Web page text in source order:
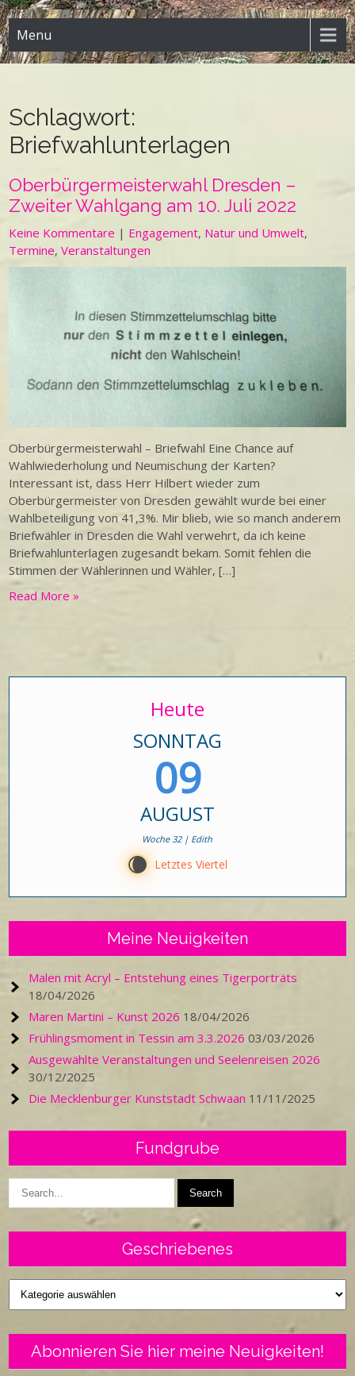
Menu
Schlagwort:
Briefwahlunterlagen
Oberbürgermeisterwahl Dresden –
Zweiter Wahlgang am 10. Juli 2022
Keine Kommentare | Engagement, Natur und Umwelt,
Termine,Veranstaltungen
Oberbürgermeisterwahl – Briefwahl Eine Chance auf
Wahlwiederholung und Neumischung der Karten?
Interessant ist, dass Herr Hilbert wieder zum
Oberbürgermeister von Dresden gewählt wurde bei einer
Wahlbeteiligung von 41,3%. Mir blieb, wie so manch anderem
Briefwähler in Dresden die Wahl verwehrt, da ich keine
Briefwahlunterlagen zugesandt bekam. Somit fehlen die
Stimmen der Wählerinnen und Wähler, […]
Read More »
Heute
SONNTAG
09
AUGUST
Woche 32 | Edith
W Letztes Viertel
Meine Neuigkeiten
Malen mit Acryl – Entstehung eines Tigerporträts
18/04/2026
Maren Martini – Kunst 2026 18/04/2026
Frühlingsmoment in Tessin am 3.3.2026 03/03/2026
Ausgewählte Veranstaltungen und Seelenreisen 2026
30/12/2025
Die Mecklenburger Kunststadt Schwaan 11/11/2025
Fundgrube
Geschriebenes
Geschriebenes
Abonnieren Sie hier meine Neuigkeiten!